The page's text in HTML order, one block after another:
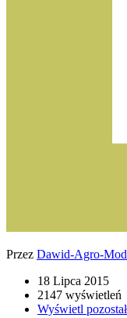
Przez Dawid-Agro-
18 Lipca 2015
2147 wyświetleń
Wyświetl